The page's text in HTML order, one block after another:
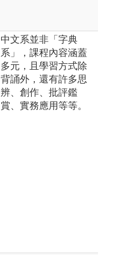
中文系並非「字典
系」，課程內容涵蓋
多元，且學習方式除
背誦外，還有許多思
辨、創作、批評鑑
賞、實務應用等等。